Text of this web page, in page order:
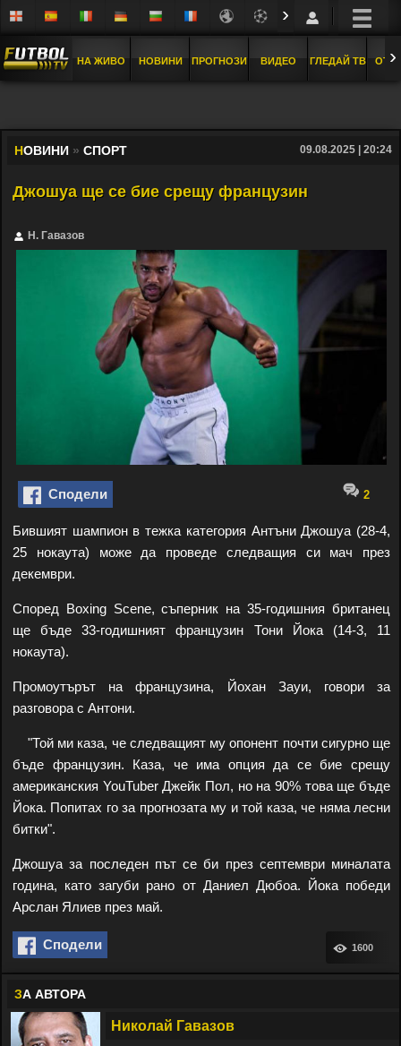
›
НА ЖИВО НОВИНИ ПРОГНОЗИ ВИДЕО ГЛЕДАЙ ТВ ›
НОВИНИ » СПОРТ 09.08.2025 | 20:24
Джошуа ще се бие срещу французин
Н. Гавазов
Сподели 2
Бившият шампион в тежка категория Антъни Джошуа (28-4,
25 нокаута) може да проведе следващия си мач през
декември.
Според Boxing Scene, съперник на 35-годишния британец
ще бъде 33-годишният французин Тони Йока (14-3, 11
нокаута).
Промоутърът на французина, Йохан Зауи, говори за
разговора с Антони.
"Той ми каза, че следващият му опонент почти сигурно ще
бъде французин. Каза, че има опция да се бие срещу
американския YouTuber Джейк Пол, но на 90% това ще бъде
Йока. Попитах го за прогнозата му и той каза, че няма лесни
битки".
Джошуа за последен път се би през септември миналата
година, като загуби рано от Даниел Дюбоа. Йока победи
Арслан Ялиев през май.
Сподели 1600
ЗА АВТОРА
Николай Гавазов